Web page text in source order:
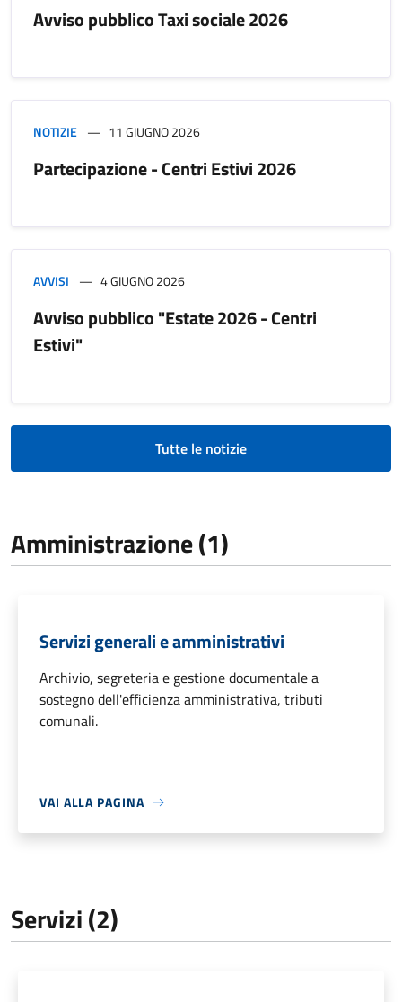
Avviso pubblico Taxi sociale 2026
NOTIZIE 11 GIUGNO 2026
Partecipazione - Centri Estivi 2026
AVVISI 4 GIUGNO 2026
Avviso pubblico "Estate 2026 - Centri
Estivi"
Tutte le notizie
Amministrazione (1)
Servizi generali e amministrativi
Archivio, segreteria e gestione documentale a
sostegno dell'efficienza amministrativa, tributi
comunali.
VAI ALLA PAGINA
Servizi (2)